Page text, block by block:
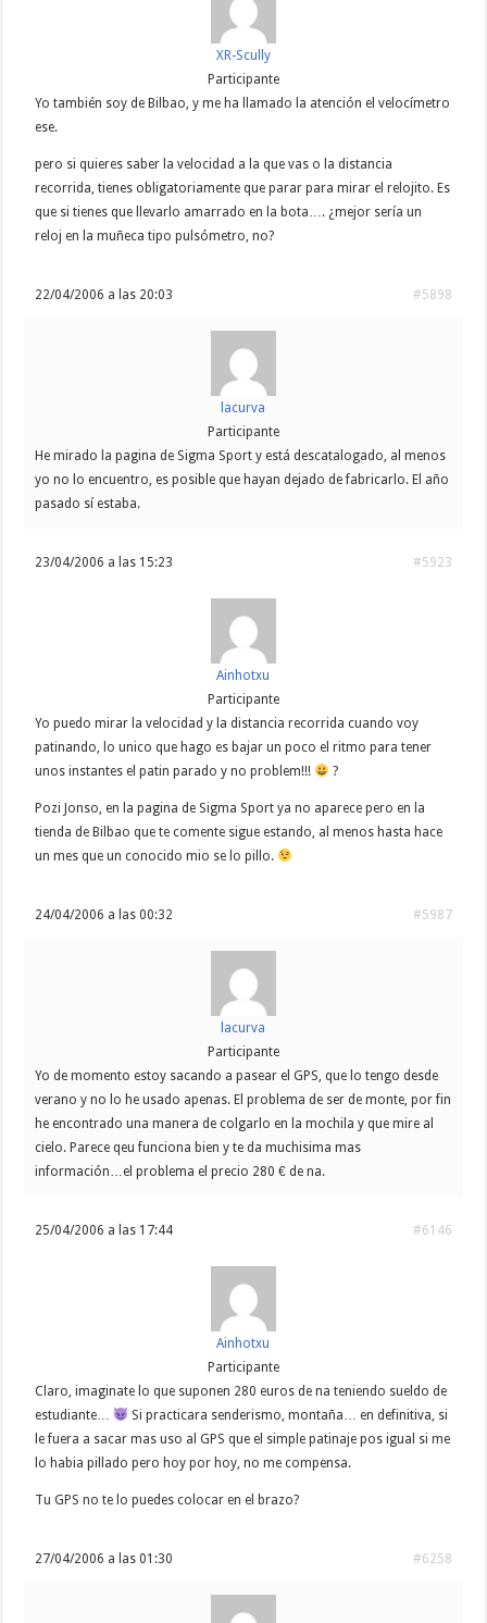
XR-Scully
Participante
Yo también soy de Bilbao, y me ha llamado la atención el velocímetro
ese.
pero si quieres saber la velocidad a la que vas o la distancia
recorrida, tienes obligatoriamente que parar para mirar el relojito. Es
que si tienes que llevarlo amarrado en la bota…. ¿mejor sería un
reloj en la muñeca tipo pulsómetro, no?
22/04/2006 a las 20:03 #5898
lacurva
Participante
He mirado la pagina de Sigma Sport y está descatalogado, al menos
yo no lo encuentro, es posible que hayan dejado de fabricarlo. El año
pasado sí estaba.
23/04/2006 a las 15:23 #5923
Ainhotxu
Participante
Yo puedo mirar la velocidad y la distancia recorrida cuando voy
patinando, lo unico que hago es bajar un poco el ritmo para tener
unos instantes el patin parado y no problem!!!
?
Pozi Jonso, en la pagina de Sigma Sport ya no aparece pero en la
tienda de Bilbao que te comente sigue estando, al menos hasta hace
un mes que un conocido mio se lo pillo.
24/04/2006 a las 00:32 #5987
lacurva
Participante
Yo de momento estoy sacando a pasear el GPS, que lo tengo desde
verano y no lo he usado apenas. El problema de ser de monte, por fin
he encontrado una manera de colgarlo en la mochila y que mire al
cielo. Parece qeu funciona bien y te da muchisima mas
información…el problema el precio 280 € de na.
25/04/2006 a las 17:44 #6146
Ainhotxu
Participante
Claro, imaginate lo que suponen 280 euros de na teniendo sueldo de
estudiante…
Si practicara senderismo, montaña… en definitiva, si
le fuera a sacar mas uso al GPS que el simple patinaje pos igual si me
lo habia pillado pero hoy por hoy, no me compensa.
Tu GPS no te lo puedes colocar en el brazo?
27/04/2006 a las 01:30 #6258